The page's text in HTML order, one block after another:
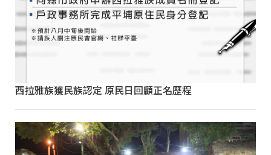
西拉雅族獲民族認定 原民日回顧正名歷程